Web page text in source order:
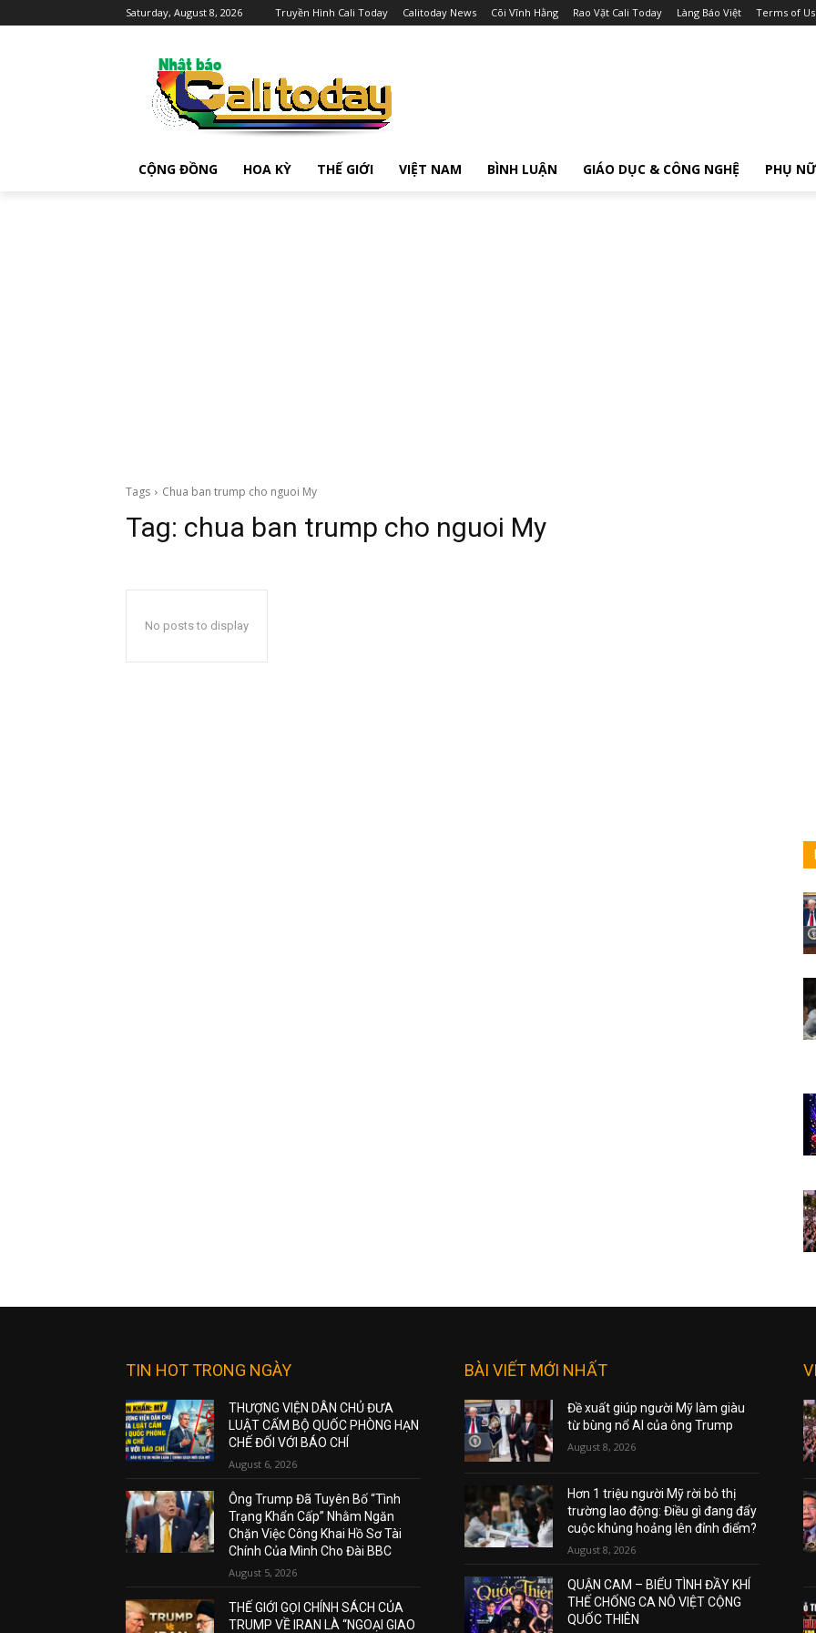
Saturday, August 8, 2026 Truyền Hình Cali Today Calitoday News Cõi Vĩnh Hằng Rao Vặt Cali Today Làng Báo Việt Terms of
CỘNG ĐỒNG HOA KỲ THẾ GIỚI VIỆT NAM BÌNH LUẬN GIÁO DỤC & CÔNG NGHỆ PHỤ NỮ
Tags Chua ban trump cho nguoi My
Tag: chua ban trump cho nguoi My
No posts to display
TIN HOT TRONG NGÀY
THƯỢNG VIỆN DÂN CHỦ ĐƯA
LUẬT CẤM BỘ QUỐC PHÒNG HẠN
CHẾ ĐỐI VỚI BÁO CHÍ
August 6, 2026
Ông Trump Đã Tuyên Bố “Tình
Trạng Khẩn Cấp” Nhằm Ngăn
Chặn Việc Công Khai Hồ Sơ Tài
Chính Của Mình Cho Đài BBC
August 5, 2026
THẾ GIỚI GỌI CHÍNH SÁCH CỦA
TRUMP VỀ IRAN LÀ “NGOẠI GIAO
BÀI VIẾT MỚI NHẤT
Đề xuất giúp người Mỹ làm giàu
từ bùng nổ AI của ông Trump
August 8, 2026
Hơn 1 triệu người Mỹ rời bỏ thị
trường lao động: Điều gì đang đẩy
cuộc khủng hoảng lên đỉnh điểm?
August 8, 2026
QUẬN CAM – BIỂU TÌNH ĐẦY KHÍ
THẾ CHỐNG CA NÔ VIỆT CỘNG
QUỐC THIÊN